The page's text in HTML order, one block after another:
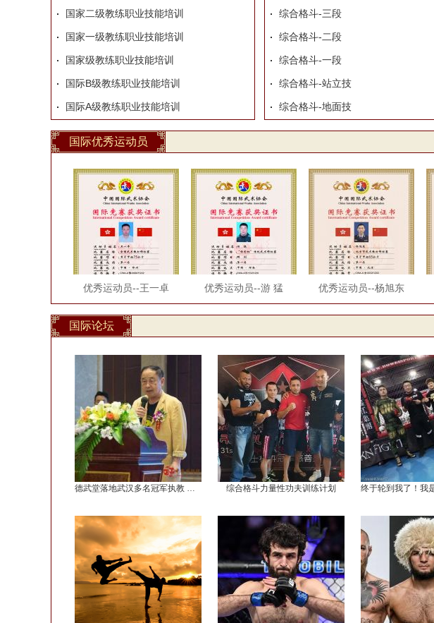
国家二级教练职业技能培训
国家一级教练职业技能培训
国家级教练职业技能培训
国际B级教练职业技能培训
国际A级教练职业技能培训
综合格斗-三段
综合格斗-二段
综合格斗-一段
综合格斗-站立技
综合格斗-地面技
国际优秀运动员
优秀运动员--王一卓 优秀运动员--游 猛 优秀运动员--杨旭东
国际论坛
综合格斗力量性功夫训练计划